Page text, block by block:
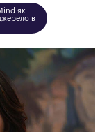
як
в